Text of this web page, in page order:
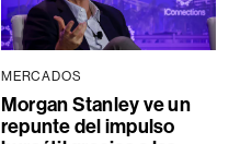
MERCADOS
Morgan Stanley ve un
repunte del impulso